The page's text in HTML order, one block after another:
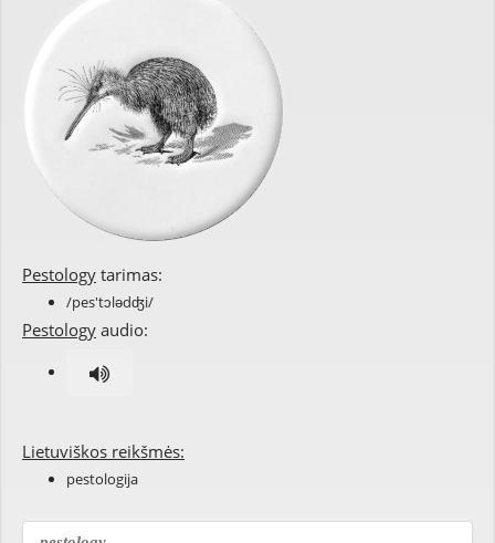
Pestology tarimas:
/pes'tɔlədʤi/
Pestology audio:
Lietuviškos reikšmės:
pestologija